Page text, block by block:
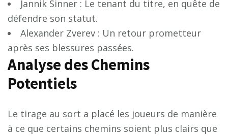
Jannik Sinner : Le tenant du titre, en quête de
défendre son statut.
Alexander Zverev : Un retour prometteur
après ses blessures passées.
Analyse des Chemins
Potentiels
Le tirage au sort a placé les joueurs de manière
à ce que certains chemins soient plus clairs que